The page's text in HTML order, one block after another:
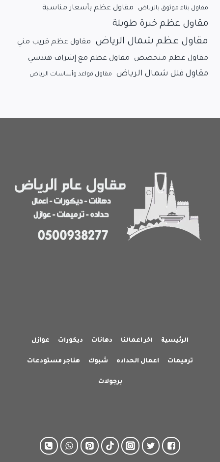
مقاول بناء موثوق بالرياض مقاول عظم بأسعار مناسبة
مقاول عظم خبرة طويلة
مقاول عظم شمال الرياض مقاول عظم قريب مني
مقاول عظم متخصص مقاول عظم مع إشراف هندسي
مقاول فلل شمال الرياض مقاول قواعد وأساسات الرياض
الرئيسية اخر اعمالنا دهانات ديكورات عوازل
ترميمات اعمال الحداده شبوك هناجر مستودعات
برجولات